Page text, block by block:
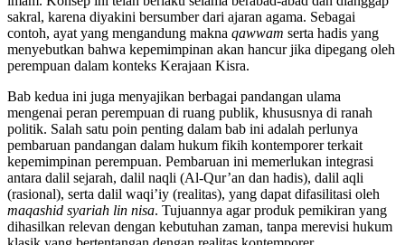
sakral, karena diyakini bersumber dari ajaran agama. Sebagai
contoh, ayat yang mengandung makna qawwam serta hadis yang
menyebutkan bahwa kepemimpinan akan hancur jika dipegang oleh
perempuan dalam konteks Kerajaan Kisra.
Bab kedua ini juga menyajikan berbagai pandangan ulama
mengenai peran perempuan di ruang publik, khususnya di ranah
politik. Salah satu poin penting dalam bab ini adalah perlunya
pembaruan pandangan dalam hukum fikih kontemporer terkait
kepemimpinan perempuan. Pembaruan ini memerlukan integrasi
antara dalil sejarah, dalil naqli (Al-Qur’an dan hadis), dalil aqli
(rasional), serta dalil waqi’iy (realitas), yang dapat difasilitasi oleh
maqashid syariah lin nisa. Tujuannya agar produk pemikiran yang
dihasilkan relevan dengan kebutuhan zaman, tanpa merevisi hukum